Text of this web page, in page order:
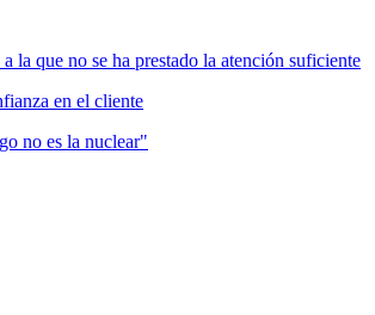
la que no se ha prestado la atención suficiente
en el cliente
no es la nuclear"